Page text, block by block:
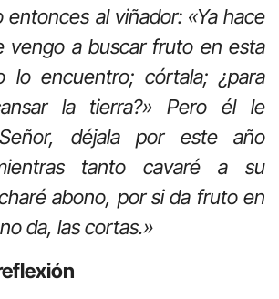
entonces al viñador: «Ya hace
vengo a buscar fruto en esta
lo encuentro; córtala; ¿para
la tierra?» Pero él le
déjala por este año
tanto cavaré a su
abono, por si da fruto en
da, las cortas.»